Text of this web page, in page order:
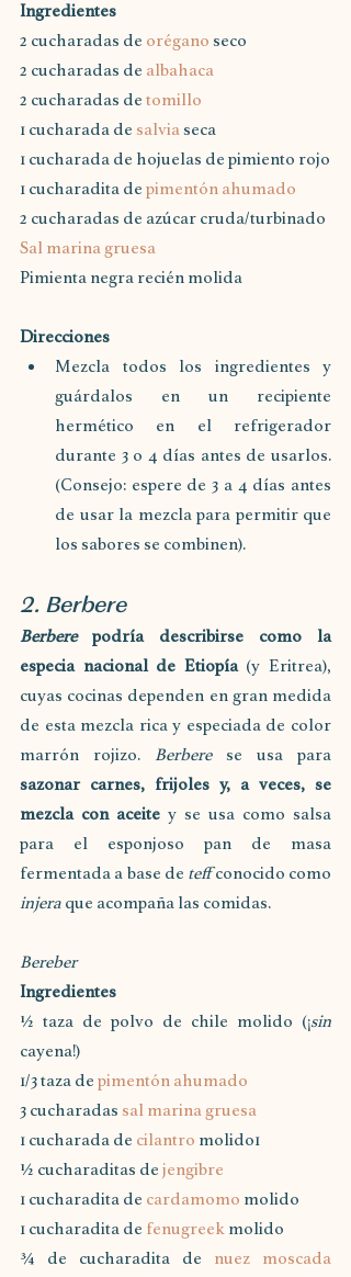
Ingredientes
2 cucharadas de orégano seco
2 cucharadas de albahaca
2 cucharadas de tomillo
1 cucharada de salvia seca
1 cucharada de hojuelas de pimiento rojo
1 cucharadita de pimentón ahumado
2 cucharadas de azúcar cruda/turbinado
Sal marina gruesa
Pimienta negra recién molida
Direcciones
Mezcla todos los ingredientes y
guárdalos en un recipiente
hermético en el refrigerador
durante 3 o 4 días antes de usarlos.
(Consejo: espere de 3 a 4 días antes
de usar la mezcla para permitir que
los sabores se combinen).
2. Berbere
Berbere podría describirse como la
especia nacional de Etiopía (y Eritrea),
cuyas cocinas dependen en gran medida
de esta mezcla rica y especiada de color
marrón rojizo. Berbere
sazonar carnes, frijoles y, a veces, se
mezcla con aceite y se usa como salsa
para el esponjoso pan de masa
fermentada a base de teff
injera que acompaña las comidas.
Bereber
Ingredientes
½ taza de polvo de chile molido (¡
cayena!)
1/3 taza de pimentón ahumado
3 cucharadas sal marina gruesa
1 cucharada de cilantro molido1
½ cucharaditas de jengibre
1 cucharadita de cardamomo molido
1 cucharadita de fenugreek molido
¾ de cucharadita de nuez moscada